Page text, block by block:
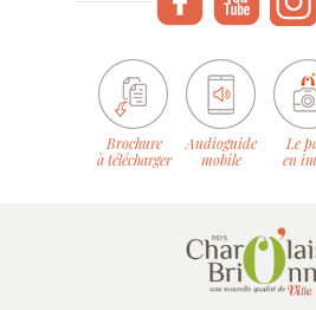
Brochure
à télécharger
Audioguide
mobile
Le
en